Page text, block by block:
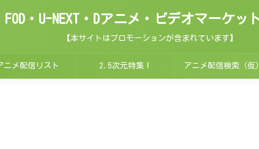
・U-NEXT・Dアニメ・ビデオマーケッ
【本サイトはプロモーションが含まれています】
ニメ配信リスト 2.5次元特集！ アニメ配信検索（仮）